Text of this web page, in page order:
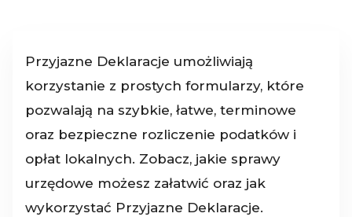
Przyjazne Deklaracje umożliwiają
korzystanie z prostych formularzy, które
pozwalają na szybkie, łatwe, terminowe
oraz bezpieczne rozliczenie podatków i
opłat lokalnych. Zobacz, jakie sprawy
urzędowe możesz załatwić oraz jak
wykorzystać Przyjazne Deklaracje.